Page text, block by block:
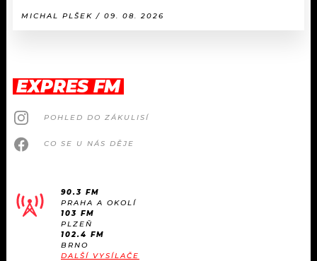
MICHAL PLŠEK / 09. 08. 2026
EXPRES FM
POHLED DO ZÁKULISÍ
CO SE U NÁS DĚJE
90.3 FM
PRAHA A OKOLÍ
103 FM
PLZEŇ
102.4 FM
BRNO
DALŠÍ VYSÍLAČE